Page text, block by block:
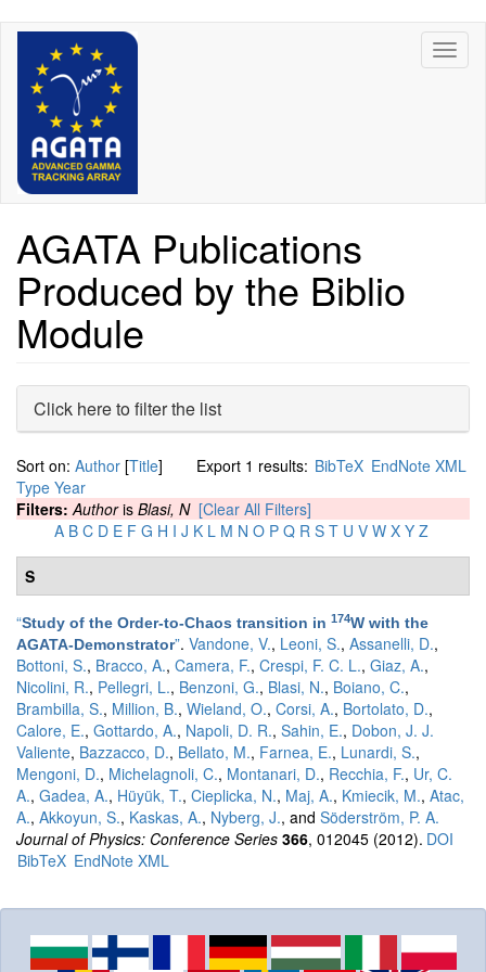
Skip
content
AGATA Publications
Produced by the Biblio
Module
Hide
Click here to filter the list
Export 1 results: BibTeX EndNote XML
Sort on: Author [Title]
Type Year
Filters:Authoris Blasi, N [Clear All Filters]
A B C D E F G H I J K L M N O P Q R S T U V W X Y Z
S
“Study of the Order-to-Chaos transition in 174W with the
AGATA-Demonstrator”. Vandone, V., Leoni, S., Assanelli, D.,
Bottoni, S., Bracco, A., Camera, F., Crespi, F. C. L., Giaz, A.,
Nicolini, R., Pellegri, L., Benzoni, G., Blasi, N., Boiano, C.,
Brambilla, S., Million, B., Wieland, O., Corsi, A., Bortolato, D.,
Calore, E., Gottardo, A., Napoli, D. R., Sahin, E., Dobon, J. J.
Valiente, Bazzacco, D., Bellato, M., Farnea, E., Lunardi, S.,
Mengoni, D., Michelagnoli, C., Montanari, D., Recchia, F., Ur, C.
A., Gadea, A., Hüyük, T., Cieplicka, N., Maj, A., Kmiecik, M., Atac,
A., Akkoyun, S., Kaskas, A., Nyberg, J., and Söderström, P. A.
Journal of Physics: Conference Series 366, 012045 (2012). DOI
BibTeX EndNote XML